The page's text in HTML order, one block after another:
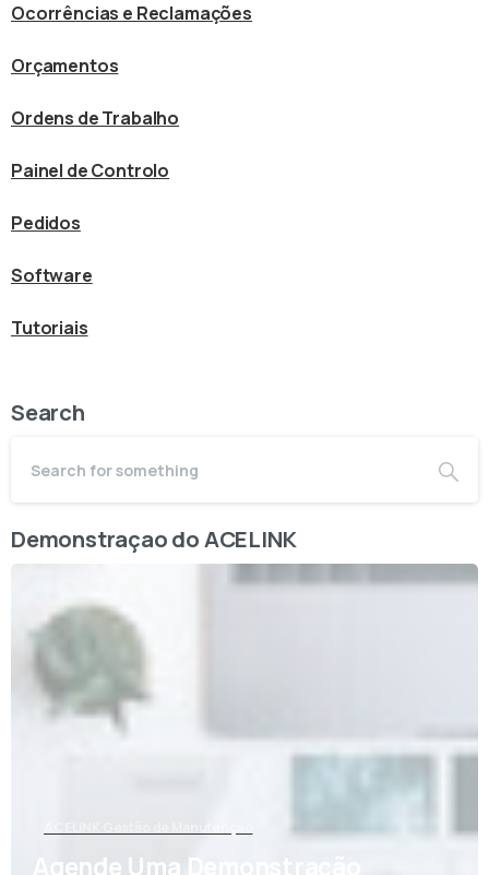
Ocorrências e Reclamações
Orçamentos
Ordens de Trabalho
Painel de Controlo
Pedidos
Software
Tutoriais
Search
Demonstraçao do ACELINK
Agende Uma Demonstração